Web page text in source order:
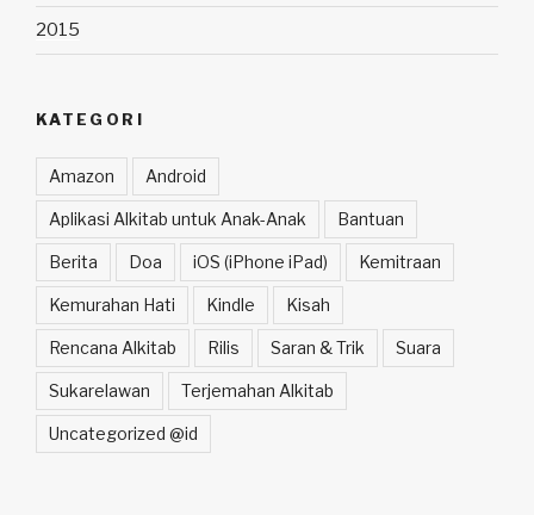
2015
KATEGORI
Amazon Android
Aplikasi Alkitab untuk Anak-Anak Bantuan
Berita Doa iOS (iPhone iPad) Kemitraan
Kemurahan Hati Kindle Kisah
Rencana Alkitab Rilis Saran & Trik Suara
Sukarelawan Terjemahan Alkitab
Uncategorized @id